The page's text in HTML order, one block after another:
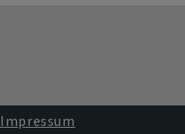
Impressum